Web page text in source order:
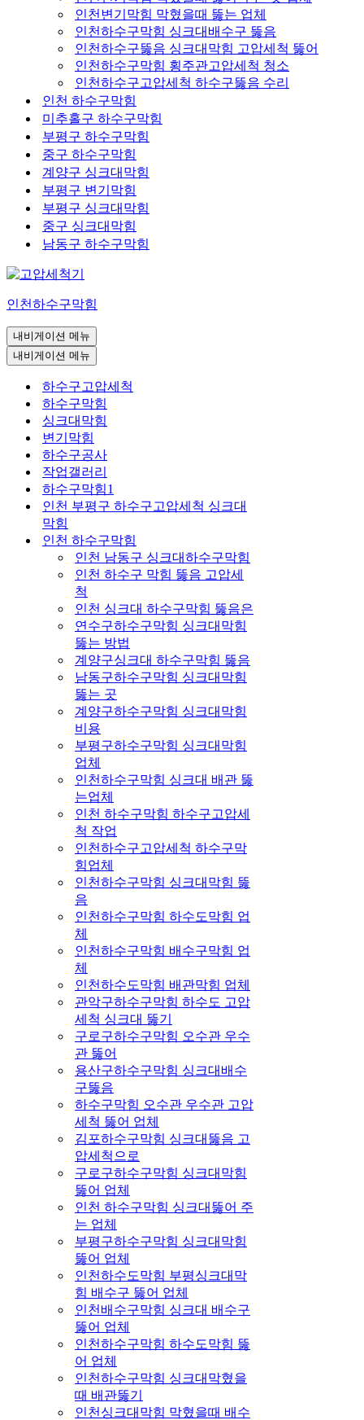
인천변기막힘 막혔을때 뚫는 업체
인천하수구막힘 싱크대배수구 뚫음
인천하수구뚫음 싱크대막힘 고압세척 뚫어
인천하수구막힘 횡주관고압세척 청소
인천하수구고압세척 하수구뚫음 수리
인천 하수구막힘
미추홀구 하수구막힘
부평구 하수구막힘
중구 하수구막힘
계양구 싱크대막힘
부평구 변기막힘
부평구 싱크대막힘
중구 싱크대막힘
남동구 하수구막힘
인천하수구막힘
내비게이션 메뉴
내비게이션 메뉴
하수구고압세척
하수구막힘
싱크대막힘
변기막힘
하수구공사
작업갤러리
하수구막힘1
인천 부평구 하수구고압세척 싱크대
막힘
인천 하수구막힘
인천 남동구 싱크대하수구막힘
인천 하수구 막힘 뚫음 고압세
척
인천 싱크대 하수구막힘 뚫음은
연수구하수구막힘 싱크대막힘
뚫는 방법
계양구싱크대 하수구막힘 뚫음
남동구하수구막힘 싱크대막힘
뚫는 곳
계양구하수구막힘 싱크대막힘
비용
부평구하수구막힘 싱크대막힘
업체
인천하수구막힘 싱크대 배관 뚫
는업체
인천 하수구막힘 하수구고압세
척 작업
인천하수구고압세척 하수구막
힘업체
인천하수구막힘 싱크대막힘 뚫
음
인천하수구막힘 하수도막힘 업
체
인천하수구막힘 배수구막힘 업
체
인천하수도막힘 배관막힘 업체
관악구하수구막힘 하수도 고압
세척 싱크대 뚫기
구로구하수구막힘 오수관 우수
관 뚫어
용산구하수구막힘 싱크대배수
구뚫음
하수구막힘 오수관 우수관 고압
세척 뚫어 업체
김포하수구막힘 싱크대뚫음 고
압세척으로
구로구하수구막힘 싱크대막힘
뚫어 업체
인천 하수구막힘 싱크대뚫어 주
는 업체
부평구하수구막힘 싱크대막힘
뚫어 업체
인천하수도막힘 부평싱크대막
힘 배수구 뚫어 업체
인천배수구막힘 싱크대 배수구
뚫어 업체
인천하수구막힘 하수도막힘 뚫
어 업체
인천하수구막힘 싱크대막혔을
때 배관뚫기
인천싱크대막힘 막혔을때 배수